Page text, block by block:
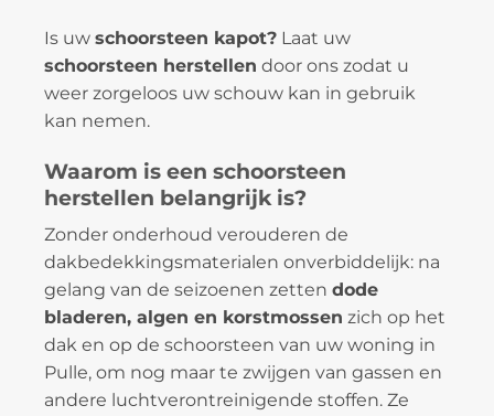
Is uw schoorsteen kapot? Laat uw
schoorsteen herstellen door ons zodat u
weer zorgeloos uw schouw kan in gebruik
kan nemen.
Waarom is een schoorsteen
herstellen belangrijk is?
Zonder onderhoud verouderen de
dakbedekkingsmaterialen onverbiddelijk: na
gelang van de seizoenen zetten dode
bladeren, algen en korstmossen zich op het
dak en op de schoorsteen van uw woning in
Pulle, om nog maar te zwijgen van gassen en
andere luchtverontreinigende stoffen. Ze